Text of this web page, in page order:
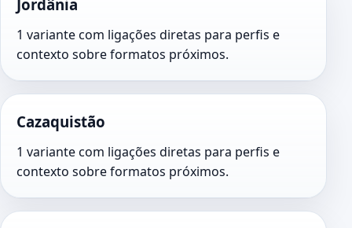
Jordânia
1 variante com ligações diretas para perfis e
contexto sobre formatos próximos.
Cazaquistão
1 variante com ligações diretas para perfis e
contexto sobre formatos próximos.